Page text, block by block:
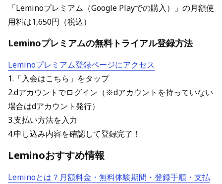
「Leminoプレミアム（Google Playでの購入）」の月額使
用料は1,650円（税込）
Leminoプレミアムの無料トライアル登録方法
Leminoプレミアム登録ページにアクセス
1.「入会はこちら」をタップ
2.dアカウントでログイン（※dアカウントを持っていない
場合はdアカウント発行）
3.支払い方法を入力
4.申し込み内容を確認して登録完了！
Leminoおすすめ情報
Leminoとは？月額料金・無料体験期間・登録手順・支払